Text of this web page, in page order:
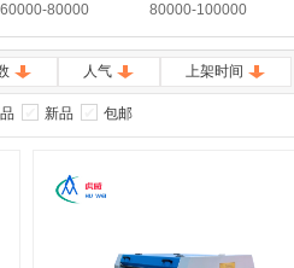
60000-80000 80000-100000
人气 上架时间
新品 包邮